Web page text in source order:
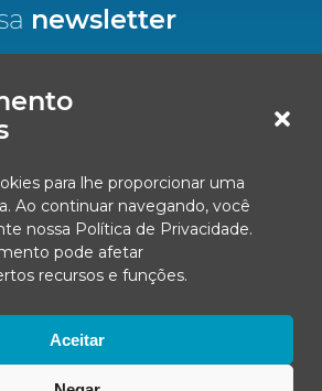
para lhe proporcionar uma
Ao continuar navegando, você
nossa Política de Privacidade.
pode afetar
recursos e funções.
Aceitar
newsletter
comunicações da Fenacon.
Cadastrar